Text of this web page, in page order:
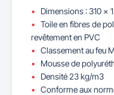
Dimensions : 310 x
Toile en fibres de
revêtement en PVC
Classement au feu
Mousse de
Densité 23 kg/m3
Conforme aux